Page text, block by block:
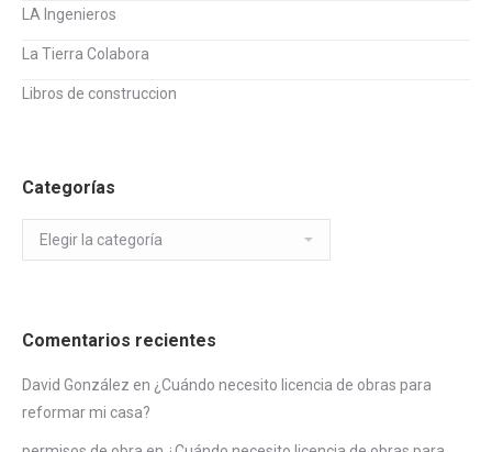
LA Ingenieros
La Tierra Colabora
Libros de construccion
Categorías
Categorías
Comentarios recientes
David González en ¿Cuándo necesito licencia de obras para
reformar mi casa?